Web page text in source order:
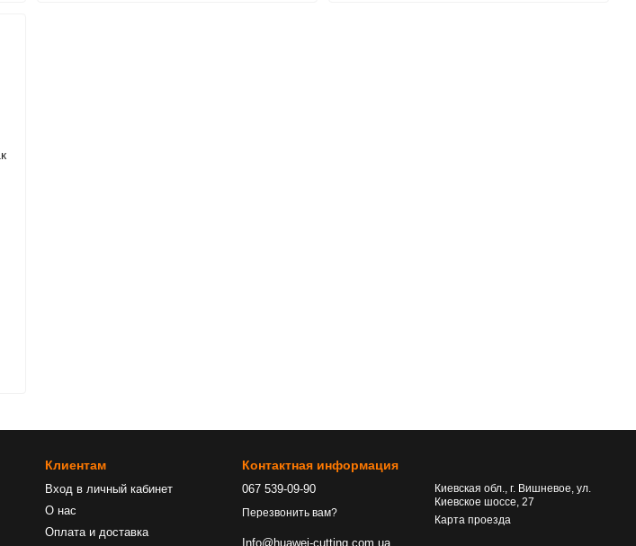
Клиентам
Вход в личный кабинет
О нас
Оплата и доставка
Контактная информация
067 539-09-90
Перезвонить вам?
Info@huawei-cutting.com.ua
Киевская обл., г. Вишневое, ул.
Киевское шоссе, 27
Карта проезда